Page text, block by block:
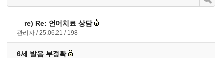
re) Re: 언어치료 상담
관리자 25.06.21 198
6세 발음 부정확